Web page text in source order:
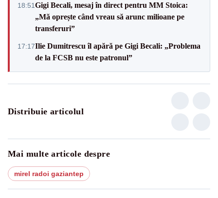
18:51Gigi Becali, mesaj în direct pentru MM Stoica:
„Mă oprește când vreau să arunc milioane pe
transferuri”
17:17Ilie Dumitrescu îl apără pe Gigi Becali: „Problema
de la FCSB nu este patronul”
Distribuie articolul
Mai multe articole despre
mirel radoi gaziantep